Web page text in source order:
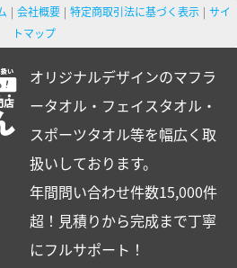
会社概要 特定商取引法に基づく表示
サイ
トマップ
オリジナルデザインのマフラ
ータオル・フェイスタオル・
スポーツタオル等を幅広く取
扱いしております。
年間問い合わせ件数15,000件
超！見積りから完成まで丁寧
にフルサポート！